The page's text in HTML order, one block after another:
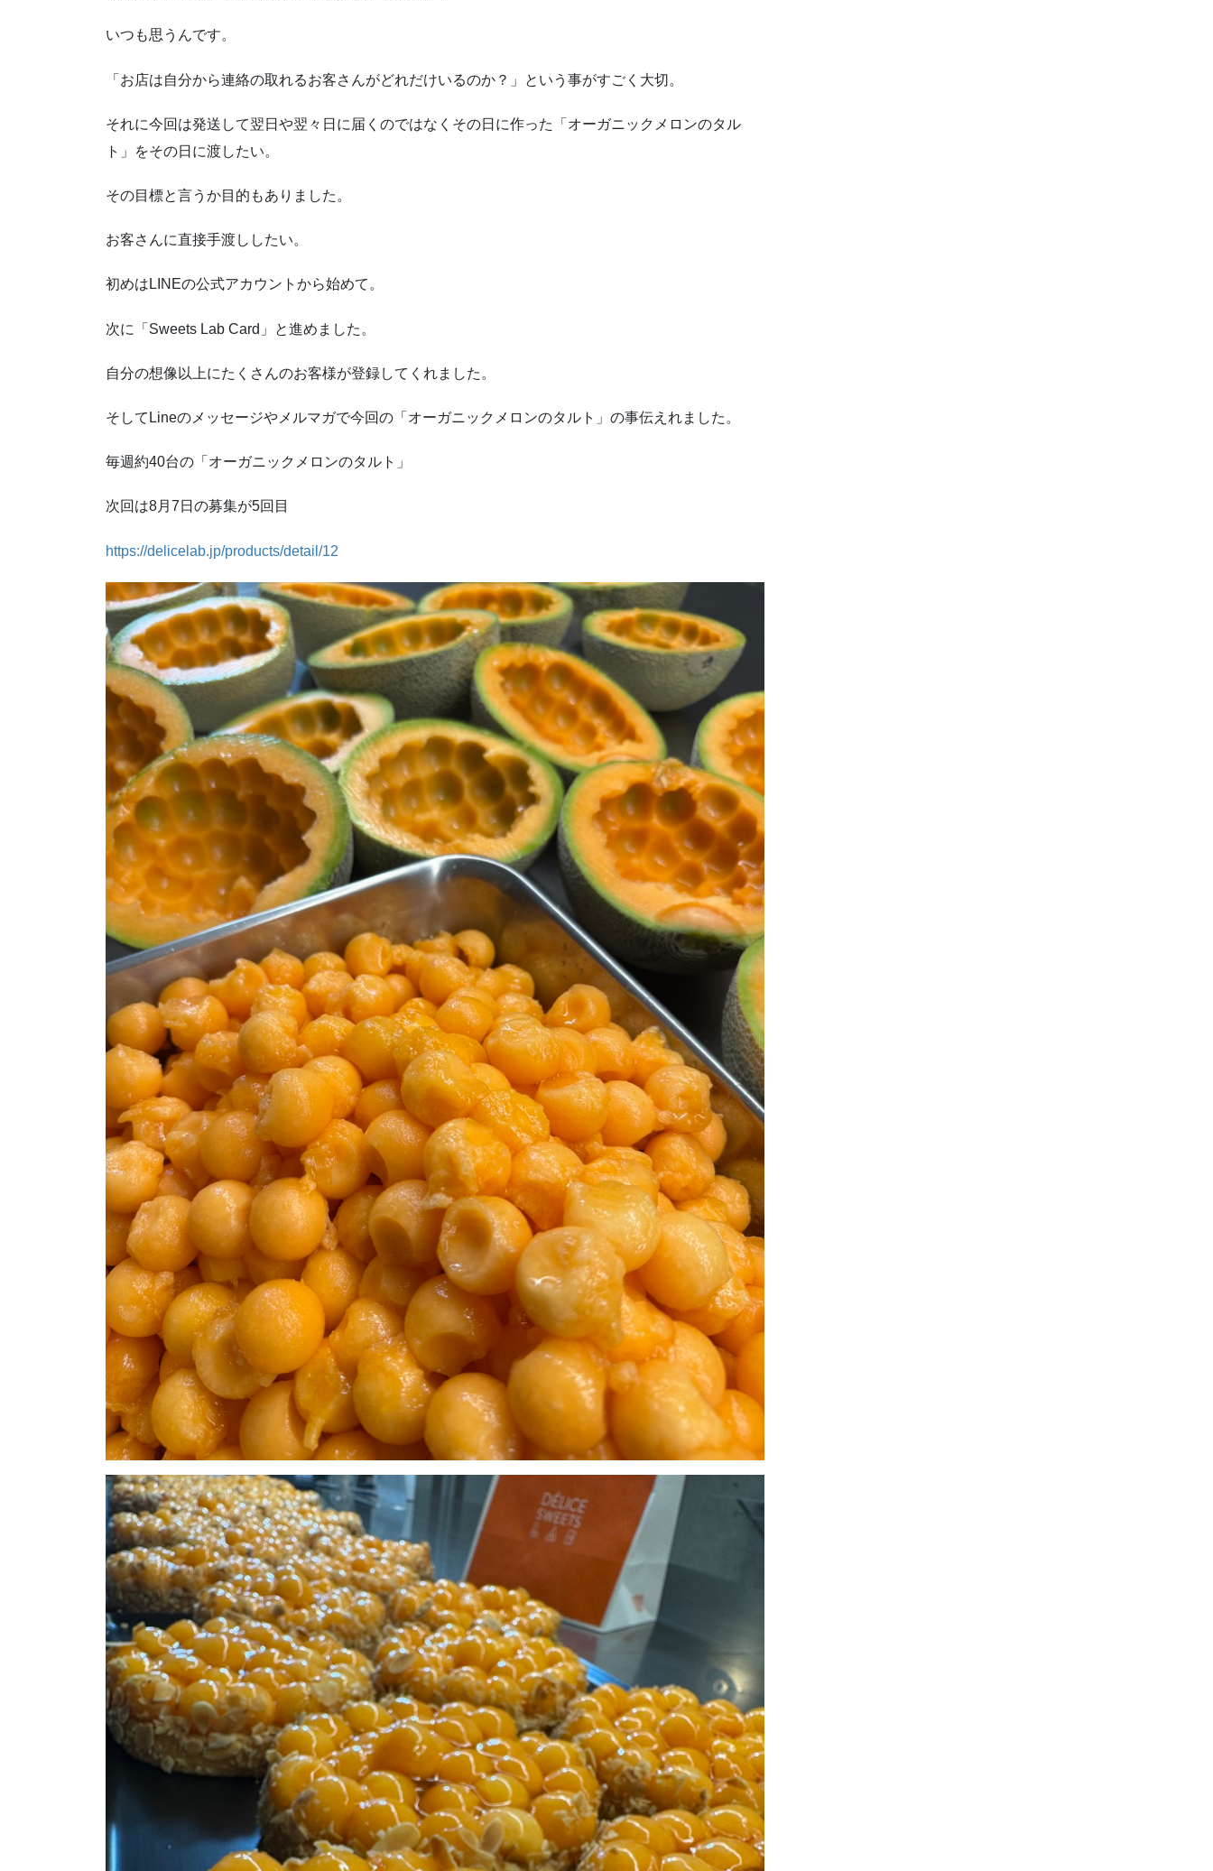
いつも思うんです。
「お店は自分から連絡の取れるお客さんがどれだけいるのか？」という事がすごく大切。
それに今回は発送して翌日や翌々日に届くのではなくその日に作った「オーガニックメロンのタル
ト」をその日に渡したい。
その目標と言うか目的もありました。
お客さんに直接手渡ししたい。
初めはLINEの公式アカウントから始めて。
次に「Sweets Lab Card」と進めました。
自分の想像以上にたくさんのお客様が登録してくれました。
そしてLineのメッセージやメルマガで今回の「オーガニックメロンのタルト」の事伝えれました。
毎週約40台の「オーガニックメロンのタルト」
次回は8月7日の募集が5回目
https://delicelab.jp/products/detail/12